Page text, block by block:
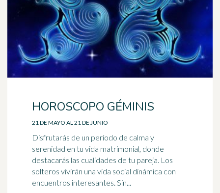
HOROSCOPO GÉMINIS
21 DE MAYO AL 21 DE JUNIO
Disfrutarás de un período de calma y
serenidad en tu vida matrimonial, donde
destacarás las cualidades de tu pareja. Los
solteros vivirán una vida social dinámica con
encuentros interesantes. Sin...